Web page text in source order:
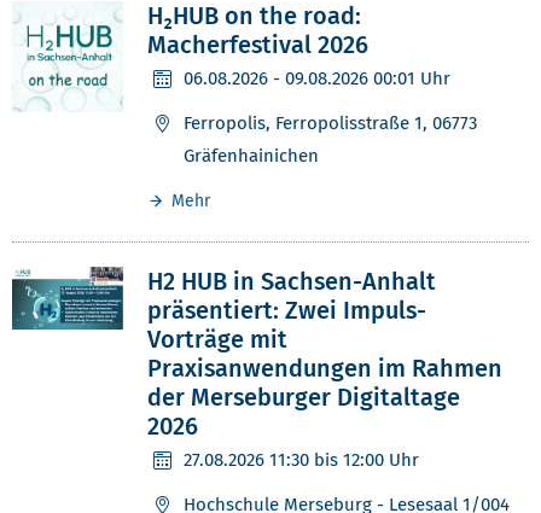
H₂HUB on the road:
Macherfestival 2026
06.08.2026 - 09.08.2026 00:01 Uhr
Ferropolis, Ferropolisstraße 1, 06773
Gräfenhainichen
Mehr
H2 HUB in Sachsen-Anhalt
präsentiert: Zwei Impuls-
Vorträge mit
Praxisanwendungen im Rahmen
der Merseburger Digitaltage
2026
27.08.2026 11:30 bis 12:00 Uhr
Hochschule Merseburg - Lesesaal 1/004